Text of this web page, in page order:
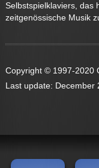
Selbstspielklaviers, das
zeitgenössische Musik
Copyright © 1997-2020
Last update: December